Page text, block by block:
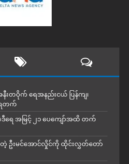
းတဝိုက် ရေအနည်းငယ် ပြန်ကျ၊
ေတက်
ရေ အ​မြင့် ၂၁ ပေကျော်အထိ တက်
ဦးမင်အောင်လှိုင်ကို ထိုင်းလွှတ်တော်